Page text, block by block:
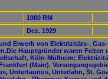
1000 RM
Dez. 1929
Erwerb von Elektrizitäts-,
Hauptgründer waren Felten
Köln-Mülheim;
(Main).
Untertaunus, Unterlahn, St.